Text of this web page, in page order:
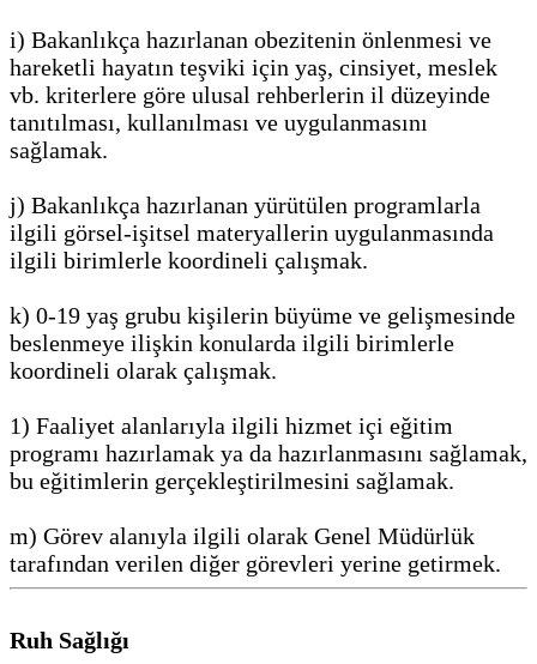
i) Bakanlıkça hazırlanan obezitenin önlenmesi ve
hareketli hayatın teşviki için yaş, cinsiyet, meslek
vb. kriterlere göre ulusal rehberlerin il düzeyinde
tanıtılması, kullanılması ve uygulanmasını
sağlamak.
j) Bakanlıkça hazırlanan yürütülen programlarla
ilgili görsel-işitsel materyallerin uygulanmasında
ilgili birimlerle koordineli çalışmak.
k) 0-19 yaş grubu kişilerin büyüme ve gelişmesinde
beslenmeye ilişkin konularda ilgili birimlerle
koordineli olarak çalışmak.
1) Faaliyet alanlarıyla ilgili hizmet içi eğitim
programı hazırlamak ya da hazırlanmasını sağlamak,
bu eğitimlerin gerçekleştirilmesini sağlamak.
m) Görev alanıyla ilgili olarak Genel Müdürlük
tarafından verilen diğer görevleri yerine getirmek.
Ruh Sağlığı